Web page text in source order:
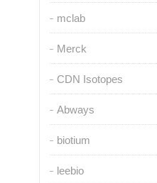
mclab
Merck
CDN Isotopes
Abways
biotium
leebio